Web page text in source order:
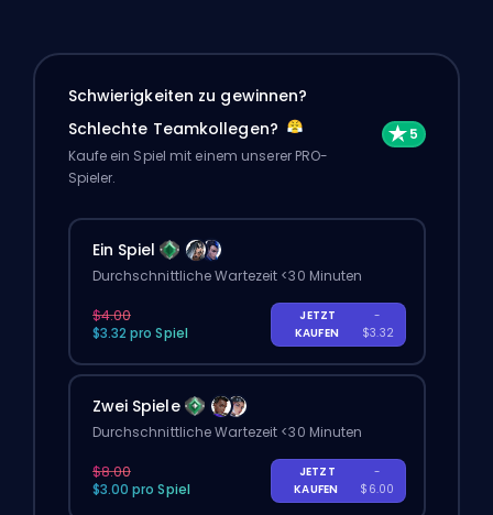
Schwierigkeiten zu gewinnen?
Schlechte Teamkollegen?
Kaufe ein Spiel mit einem unserer PRO-
Spieler.
Ein Spiel
Durchschnittliche Wartezeit <30 Minuten
$4.00
$3.32 pro Spiel
JETZT
KAUFEN
-
$3.32
Zwei Spiele
Durchschnittliche Wartezeit <30 Minuten
$8.00
$3.00 pro Spiel
JETZT
KAUFEN
-
$6.00